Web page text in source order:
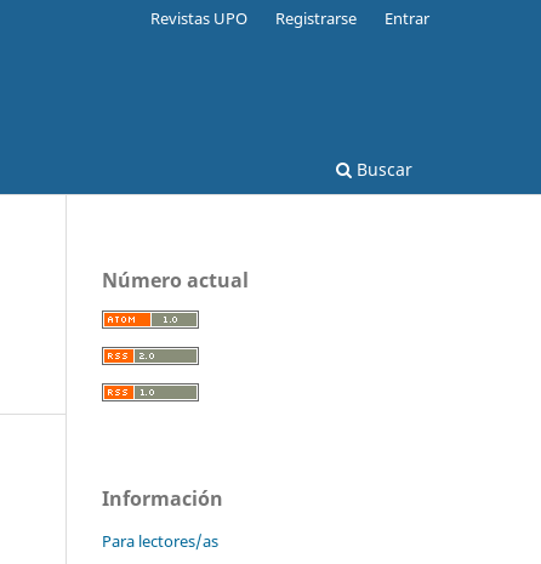
Buscar
Revistas UPO Registrarse Entrar
Número actual
Información
Para lectores/as